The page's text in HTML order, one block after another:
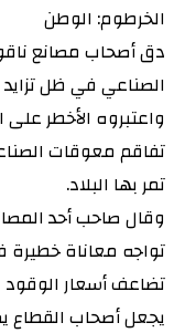
الخرطوم: الوطن
دق أصحاب مصانع
الصناعي في ظل
واعتبروه الأخطر
تفاقم معوقات
تمر بها البلاد.
وقال صاحب أحد
تواجه معاناة خطيرة
تضاعف أسعار الوقود
يجعل أصحاب القطاع